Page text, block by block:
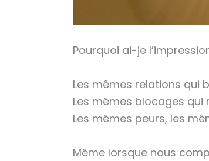
Pourquoi ai-je
Les mêmes relations qui
Les mêmes blocages qui
Les mêmes peurs, les
Même lorsque nous